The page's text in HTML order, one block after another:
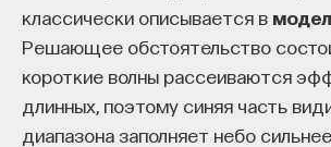
классически описывается в
Решающее обстоятельство
короткие волны рассеиваются
длинных, поэтому синяя часть
диапазона заполняет небо